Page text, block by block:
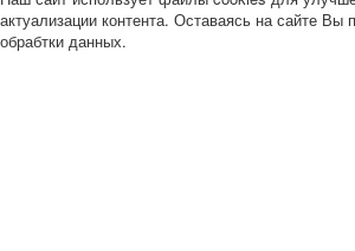
актуализации контента. Оставаясь на сайте Вы
обрабтки данных.